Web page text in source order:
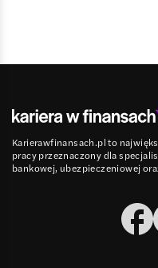
Karierawfinansach.pl to
pracy przeznaczony dla
bankowej, ubezpieczeniowej